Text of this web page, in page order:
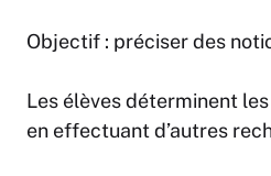
Objectif : préciser des
Les élèves déterminent
en effectuant d’autres